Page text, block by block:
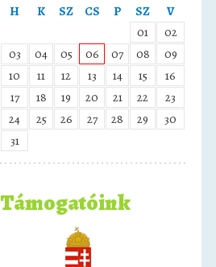
H
K SZ CS P SZ
V
01
02
03
04 05 06 07 08
09
10
11 12 13 14 15
16
17
18 19 20 21 22
23
24
25 26 27 28 29
30
31
Támogatóink